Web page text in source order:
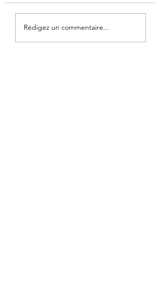
Rédigez un commentaire...